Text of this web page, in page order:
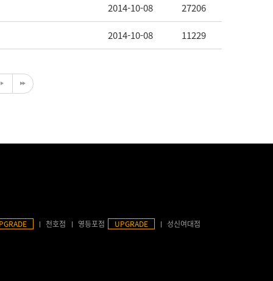
2014-10-08 27206
2014-10-08 11229
천호점 영등포점 UPGRADE 성신여대점